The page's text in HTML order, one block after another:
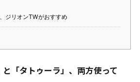
ジリオンTWがおすすめ
と「タトゥーラ」、両方使って